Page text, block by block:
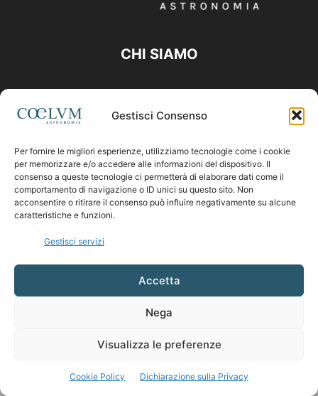
Gestisci Consenso
Per fornire le migliori esperienze, utilizziamo tecnologie come i cookie
per memorizzare e/o accedere alle informazioni del dispositivo. Il
consenso a queste tecnologie ci permetterà di elaborare dati come il
comportamento di navigazione o ID unici su questo sito. Non
acconsentire o ritirare il consenso può influire negativamente su alcune
caratteristiche e funzioni.
Gestisci servizi
Accetta
Nega
Visualizza le preferenze
Cookie Policy Dichiarazione sulla Privacy
CHI SIAMO